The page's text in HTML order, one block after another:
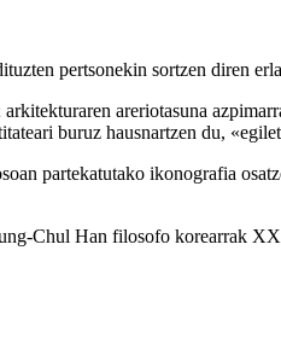
pertsonekin sortzen diren
areriotasuna
buruz hausnartzen du,
partekatutako ikonografia
Chul Han filosofo korearrak